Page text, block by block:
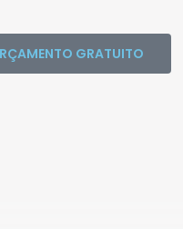
GRATUITO